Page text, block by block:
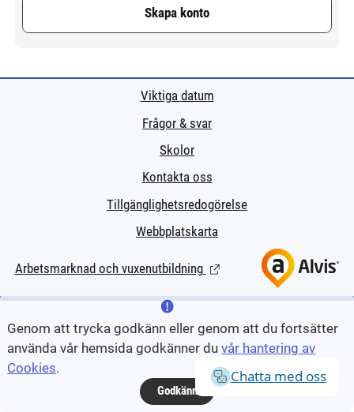
Chatta med oss
Skapa konto
Viktiga datum
Frågor & svar
Skolor
Kontakta oss
Tillgänglighetsredogörelse
Webbplatskarta
Arbetsmarknad och vuxenutbildning (Länk till extern sida.)
Genom att trycka godkänn eller genom att du fortsätter
använda vår hemsida godkänner duvår hantering av
Cookies.
Godkänn